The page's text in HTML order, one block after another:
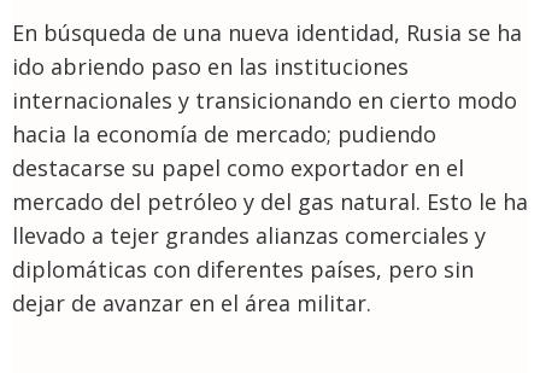
En búsqueda de una nueva identidad, Rusia se ha
ido abriendo paso en las instituciones
internacionales y transicionando en cierto modo
hacia la economía de mercado; pudiendo
destacarse su papel como exportador en el
mercado del petróleo y del gas natural. Esto le ha
llevado a tejer grandes alianzas comerciales y
diplomáticas con diferentes países, pero sin
dejar de avanzar en el área militar.